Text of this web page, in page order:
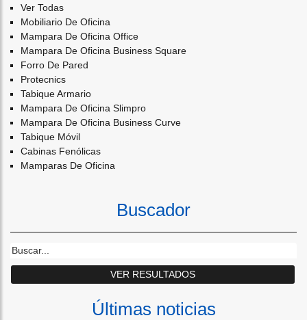
Ver Todas
Mobiliario De Oficina
Mampara De Oficina Office
Mampara De Oficina Business Square
Forro De Pared
Protecnics
Tabique Armario
Mampara De Oficina Slimpro
Mampara De Oficina Business Curve
Tabique Móvil
Cabinas Fenólicas
Mamparas De Oficina
Buscador
Últimas noticias